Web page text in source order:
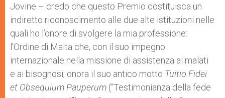
Jovine – credo che questo Premio costituisca un
indiretto riconoscimento alle due alte istituzioni nelle
quali ho l’onore di svolgere la mia professione:
l’Ordine di Malta che, con il suo impegno
internazionale nella missione di assistenza ai malati
e ai bisognosi, onora il suo antico motto Tuitio Fidei
et Obsequium Pauperum (“Testimonianza della fede